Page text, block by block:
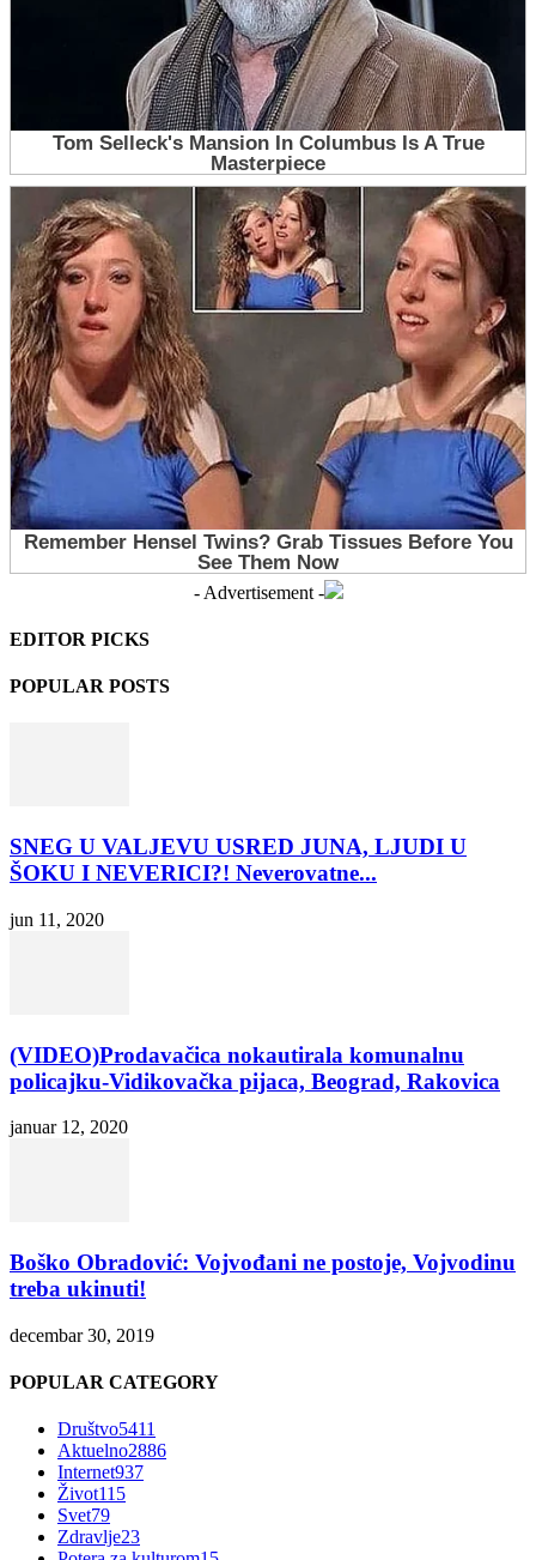
- Advertisement -
EDITOR PICKS
POPULAR POSTS
SNEG U VALJEVU USRED JUNA, LJUDI U
ŠOKU I NEVERICI?! Neverovatne...
jun 11, 2020
(VIDEO)Prodavačica nokautirala komunalnu
policajku-Vidikovačka pijaca, Beograd, Rakovica
januar 12, 2020
Boško Obradović: Vojvođani ne postoje, Vojvodinu
treba ukinuti!
decembar 30, 2019
POPULAR CATEGORY
Društvo5411
Aktuelno2886
Internet937
Život115
Svet79
Zdravlje23